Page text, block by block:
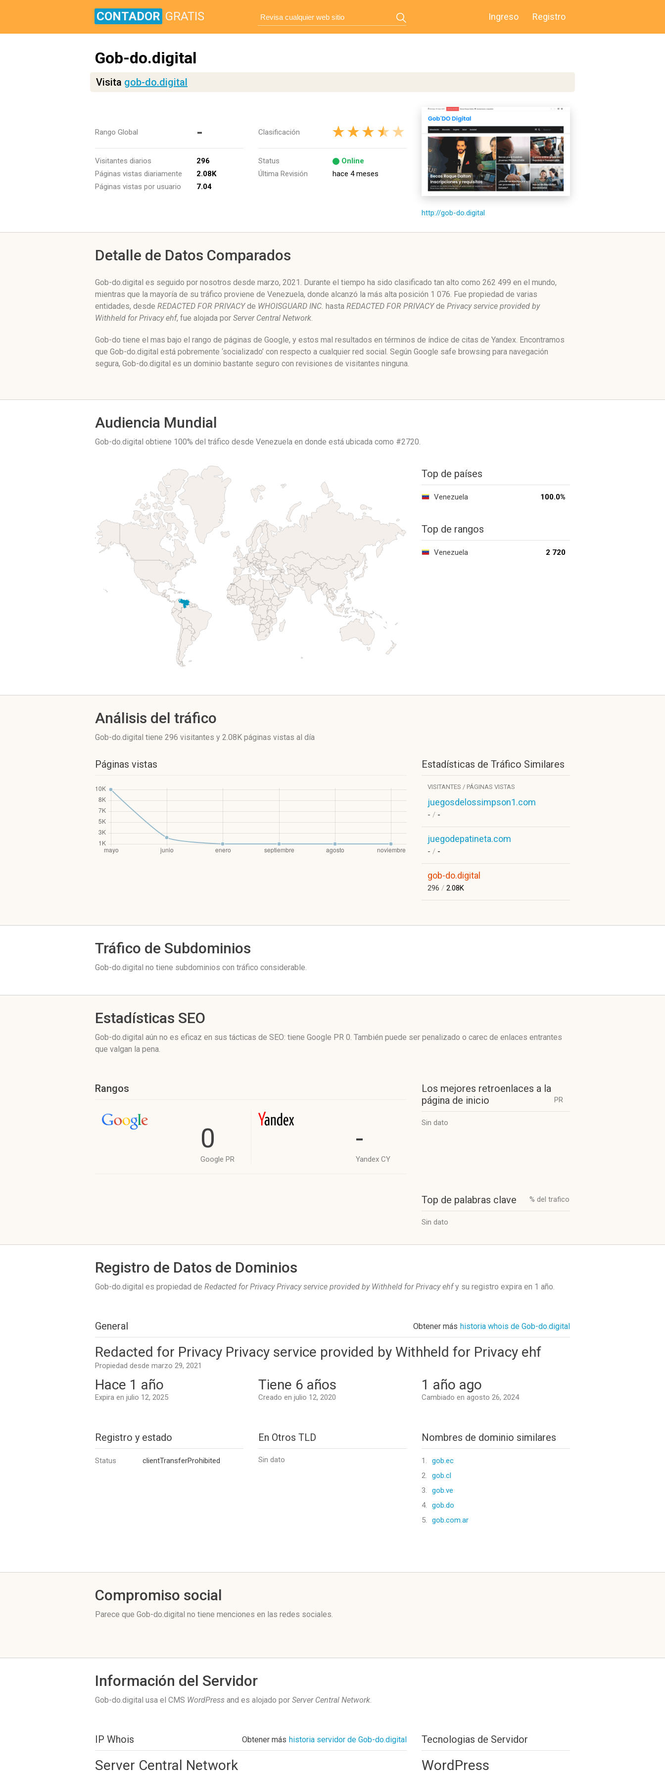
CONTADOR GRATIS Ingreso Registro
Gob-do.digital
Visita gob-do.digital
Rango Global -
Visitantes diarios
296
Páginas vistas diariamente
2.08K
Páginas vistas por usuario
7.04
Clasificación
Status
Online
Última Revisión
hace 4 meses
http://gob-do.digital
Detalle de Datos Comparados
Gob-do.digital es seguido por nosotros desde marzo, 2021. Durante el tiempo ha sido clasificado tan alto como 262 499 en el mundo,
mientras que la mayoría de su tráfico proviene de Venezuela, donde alcanzó la más alta posición 1 076. Fue propiedad de varias
entidades, desde REDACTED FOR PRIVACYde WHOISGUARD INC. hasta REDACTED FOR PRIVACYde Privacy service provided by
Withheld for Privacy ehf, fue alojada por Server Central Network.
Gob-do tiene el mas bajo el rango de páginas de Google, y estos mal resultados en términos de índice de citas de Yandex. Encontramos
que Gob-do.digital está pobremente ‘socializado’ con respecto a cualquier red social. Según Google safe browsing para navegación
segura, Gob-do.digital es un dominio bastante seguro con revisiones de visitantes ninguna.
Audiencia Mundial
Gob-do.digital obtiene 100% del tráfico desde Venezuela en donde está ubicada como #2720.
Top de países
Venezuela 100.0%
Top de rangos
Venezuela 2 720
Análisis del tráfico
Gob-do.digital tiene 296 visitantes y 2.08K páginas vistas al día
Páginas vistas Estadísticas de Tráfico Similares
VISITANTES / PÁGINAS VISTAS
juegosdelossimpson1.com
- / -
juegodepatineta.com
- / -
gob-do.digital
296 / 2.08K
Tráfico de Subdominios
Gob-do.digital no tiene subdominios con tráfico considerable.
Estadísticas SEO
Gob-do.digital aún no es eficaz en sus tácticas de SEO: tiene Google PR 0. También puede ser penalizado o carec de enlaces entrantes
que valgan la pena.
Rangos
0
Google PR
-
Yandex CY
Los mejores retroenlaces a la
página de inicio
PR
Sin dato
Top de palabras clave % del trafico
Sin dato
Registro de Datos de Dominios
Gob-do.digital es propiedad de Redacted for Privacy Privacy service provided by Withheld for Privacy ehfy su registro expira en 1 año.
General Obtener más historia whois de Gob-do.digital
Redacted for Privacy Privacy service provided by Withheld for Privacy ehf
Propiedad desde marzo 29, 2021
Hace 1 año
Expira en julio 12, 2025
Tiene 6 años
Creado en julio 12, 2020
1 año ago
Cambiado en agosto 26, 2024
Registro y estado
Status clientTransferProhibited
En Otros TLD
Sin dato
Nombres de dominio similares
1.
gob.ec
2.
gob.cl
3.
gob.ve
4.
gob.do
5.
gob.com.ar
Compromiso social
Parece que Gob-do.digital no tiene menciones en las redes sociales.
Información del Servidor
Gob-do.digital usa el CMS WordPress and es alojado por Server Central Network.
IP Whois Obtener más historia servidor de Gob-do.digital
Server Central Network
Tecnologias de Servidor
WordPress